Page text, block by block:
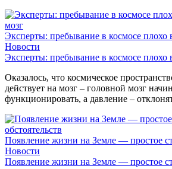
Эксперты: пребывание в космосе плохо
Новости
Эксперты: пребывание в космосе плохо
Оказалось, что космическое
действует на мозг – головной мозг
функционировать, а давление –
Появление жизни на Земле — простое
Новости
Появление жизни на Земле — простое